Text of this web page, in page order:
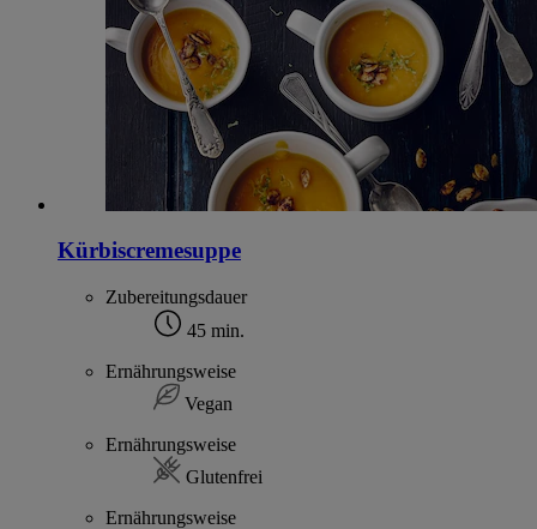
Kürbiscremesuppe
Zubereitungsdauer
45 min.
Ernährungsweise
Vegan
Ernährungsweise
Glutenfrei
Ernährungsweise